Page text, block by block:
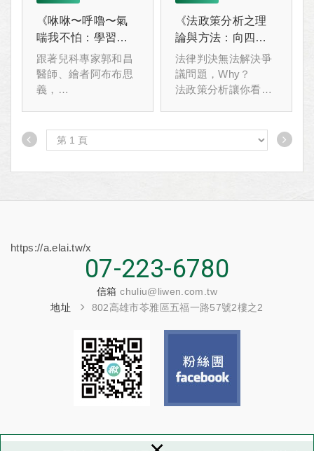
《咻咻〜呼嚕〜氣
喘我不怕：學習自
我照護氣喘－教育
繪本》新書發表會
跟著兒科專家郭和昌
醫師、繪者阿布布思
義，
喘。
《法政策分析之理
論與方法：向四維
視角開展之法學》
新書發表會
法律判決無法解決爭
議問題，Why？
法政策分析讓你看到
https://a.elai.tw/x
07-223-6780
信箱chuliu@liwen.com.tw
地址
802高雄市苓雅區五福一路57號2樓之2